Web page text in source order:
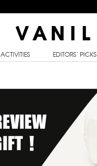
ACTIVITIES EDITORS’ PICKS